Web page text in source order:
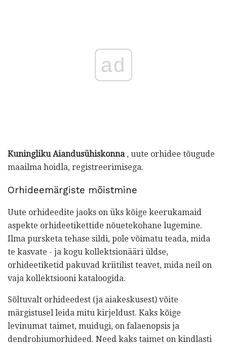
ad
Kuningliku Aiandusühiskonna, uute orhidee tõugude
maailma hoidla, registreerimisega.
Orhideemärgiste mõistmine
Uute orhideedite jaoks on üks kõige keerukamaid
aspekte orhideetikettide nõuetekohane lugemine.
Ilma pursketa tehase sildi, pole võimatu teada, mida
te kasvate - ja kogu kollektsionääri üldse,
orhideetiketid pakuvad kriitilist teavet, mida neil on
vaja kollektsiooni kataloogida.
Sõltuvalt orhideedest (ja aiakeskusest) võite
märgistusel leida mitu kirjeldust. Kaks kõige
levinumat taimet, muidugi, on falaenopsis ja
dendrobiumorhideed. Need kaks taimet on kindlasti